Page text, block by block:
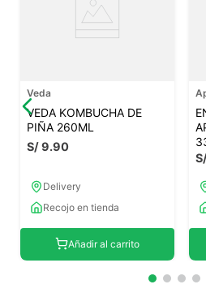
Veda
VEDA KOMBUCHA DE
PIÑA 260ML
S/9.90
Delivery
Recojo en tienda
Añadir al carrito